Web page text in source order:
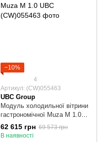
−10%
4
Артикул: (CW)055463
UBC Group
Модуль холодильної вітрини
гастрономічної Muza M 1.0
UBC
62 615 грн 69 573 грн
В наявності